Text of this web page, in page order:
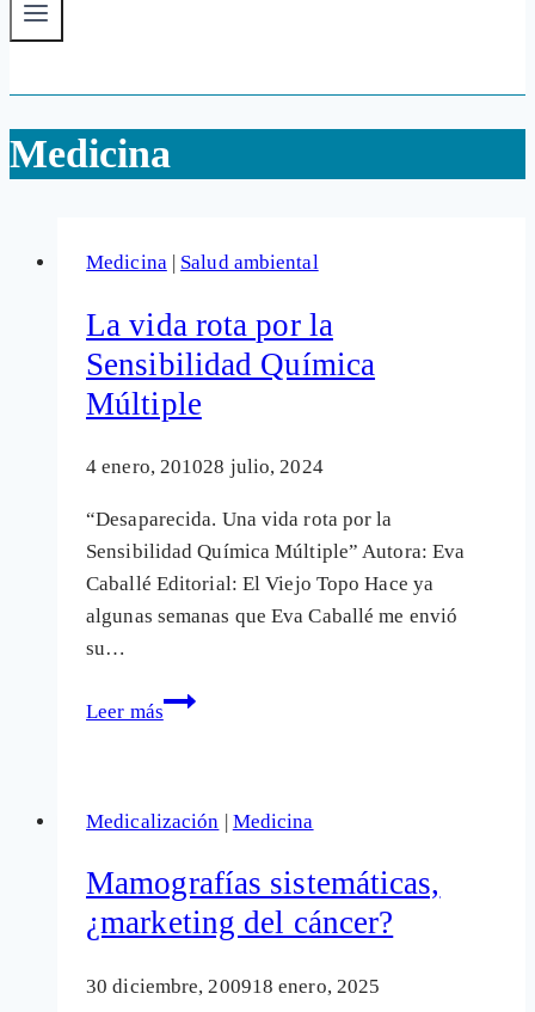
Medicina
Medicina| Salud ambiental
La vida rota por la
Sensibilidad Química
Múltiple
4 enero, 201028 julio, 2024
“Desaparecida. Una vida rota por la
Sensibilidad Química Múltiple” Autora: Eva
Caballé Editorial: El Viejo Topo Hace ya
algunas semanas que Eva Caballé me envió
su…
Leer más
La
la
Química
Múltiple
Medicalización | Medicina
Mamografías sistemáticas,
¿marketing del cáncer?
30 diciembre, 200918 enero, 2025